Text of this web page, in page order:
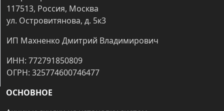
117513, Россия, Москва
ул. Островитянова, д. 5к3
ИП Махненко Дмитрий Владимирович
ИНН: 772791850809
ОГРН: 325774600746477
ОСНОВНОЕ